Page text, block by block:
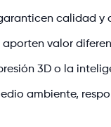
calidad y
aporten valor
3D o la
ambiente,